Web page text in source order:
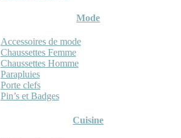
Mode
Accessoires de mode
Chaussettes Femme
Chaussettes Homme
Parapluies
Porte clefs
Pin’s et Badges
Cuisine